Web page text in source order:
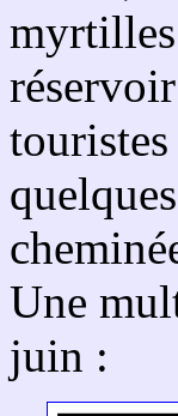
myrtilles
touristes
quelques
Une
juin :